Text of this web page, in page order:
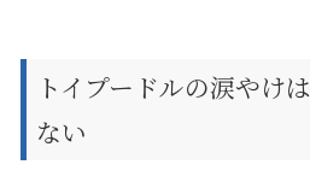
トイプードルの涙やけ
ない